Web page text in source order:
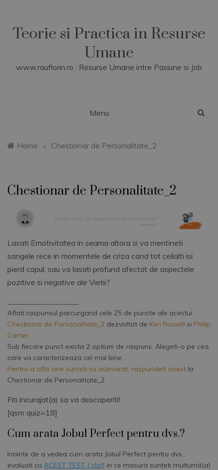
contentTeorie si Practica in Resurse
Umane
www.rauflorin.ro : Resurse Umane intre Pasiune si Job
Menu
Home » Chestionar de Personalitate_2
Chestionar de Personalitate_2
Lasati Emotivitatea in seama altora si va mentineti
sangele rece in momentele de criza cand tot ceilalti isi
pierd capul, sau va lasati profund afectat de aspectele
pozitive si negative ale Vietii?
Aflati raspunsul parcurgand cele 25 de puncte ale acestui
Chestionar de Personalitate_2 dezvoltat de Ken Russell si Philip
Carter.
Sub fiecare punct exista 2 optiuni de raspuns. Alegeti-o pe cea
care va caracterizeaza cel mai bine.
Pentru a afla cine sunteti cu adevarat, raspundeti onest la
Chestionar de Personalitate_2
Fiti incurajat(a) sa va descoperiti!
[qsm quiz=18]
Cum arata Jobul Perfect pentru dvs.?
Inainte de a vedea cum arata Jobul Perfect pentru dvs.,
evaluati cu ACEST TEST ( clic!) in ce masura sunteti multumit(a)